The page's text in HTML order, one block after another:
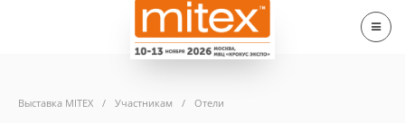
Выставка MITEX / Участникам / Отели